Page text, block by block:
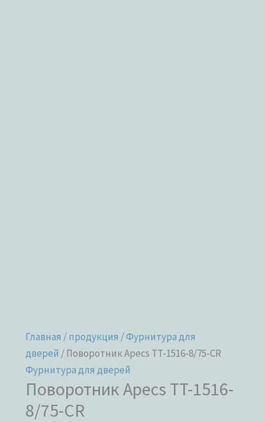
Главная /продукция /Фурнитура для
дверей / Поворотник Apecs TT-1516-8/75-CR
Фурнитура для дверей
Поворотник Apecs TT-1516-
8/75-CR